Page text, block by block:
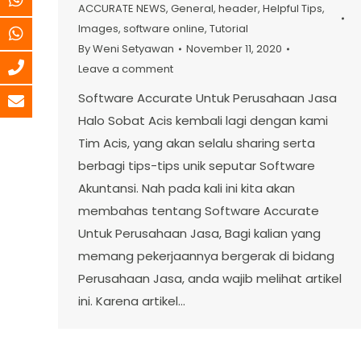
ACCURATE NEWS, General, header, Helpful Tips,
Images, software online, Tutorial
ByWeni Setyawan
November 11, 2020
Leave a comment
Software Accurate Untuk Perusahaan Jasa
Halo Sobat Acis kembali lagi dengan kami
Tim Acis, yang akan selalu sharing serta
berbagi tips-tips unik seputar Software
Akuntansi. Nah pada kali ini kita akan
membahas tentang Software Accurate
Untuk Perusahaan Jasa, Bagi kalian yang
memang pekerjaannya bergerak di bidang
Perusahaan Jasa, anda wajib melihat artikel
ini. Karena artikel…